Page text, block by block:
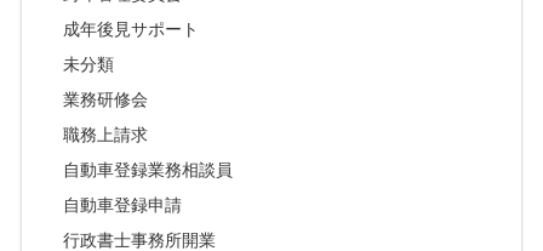
成年後見サポート
未分類
業務研修会
職務上請求
自動車登録業務相談員
自動車登録申請
行政書士事務所開業